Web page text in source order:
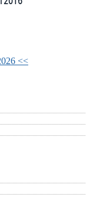
<<